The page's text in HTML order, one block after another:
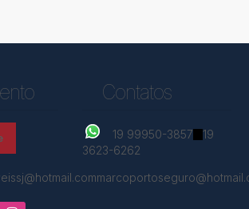
Contatos
19 99950-3857
19
3623-6262